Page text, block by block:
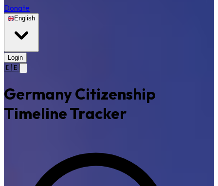
Donate
English
Login
🇩🇪
Germany Citizenship
Timeline Tracker